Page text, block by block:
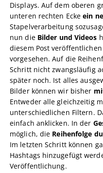
Displays. Auf dem oberen
unteren rechten Eckeein
Stapelverarbeitung
nun die Bilder und Videos
diesem Post
vorgesehen. Auf die
Schritt nicht zwangsläufig
später noch. Ist alles
Bilder können wir bisher
Entweder alle gleichzeitig
unterschiedlichen Filtern.
einfach anklicken. In der
möglich, die Reihenfolge
Im letzten Schritt können
Hashtags hinzugefügt
Veröffentlichung.